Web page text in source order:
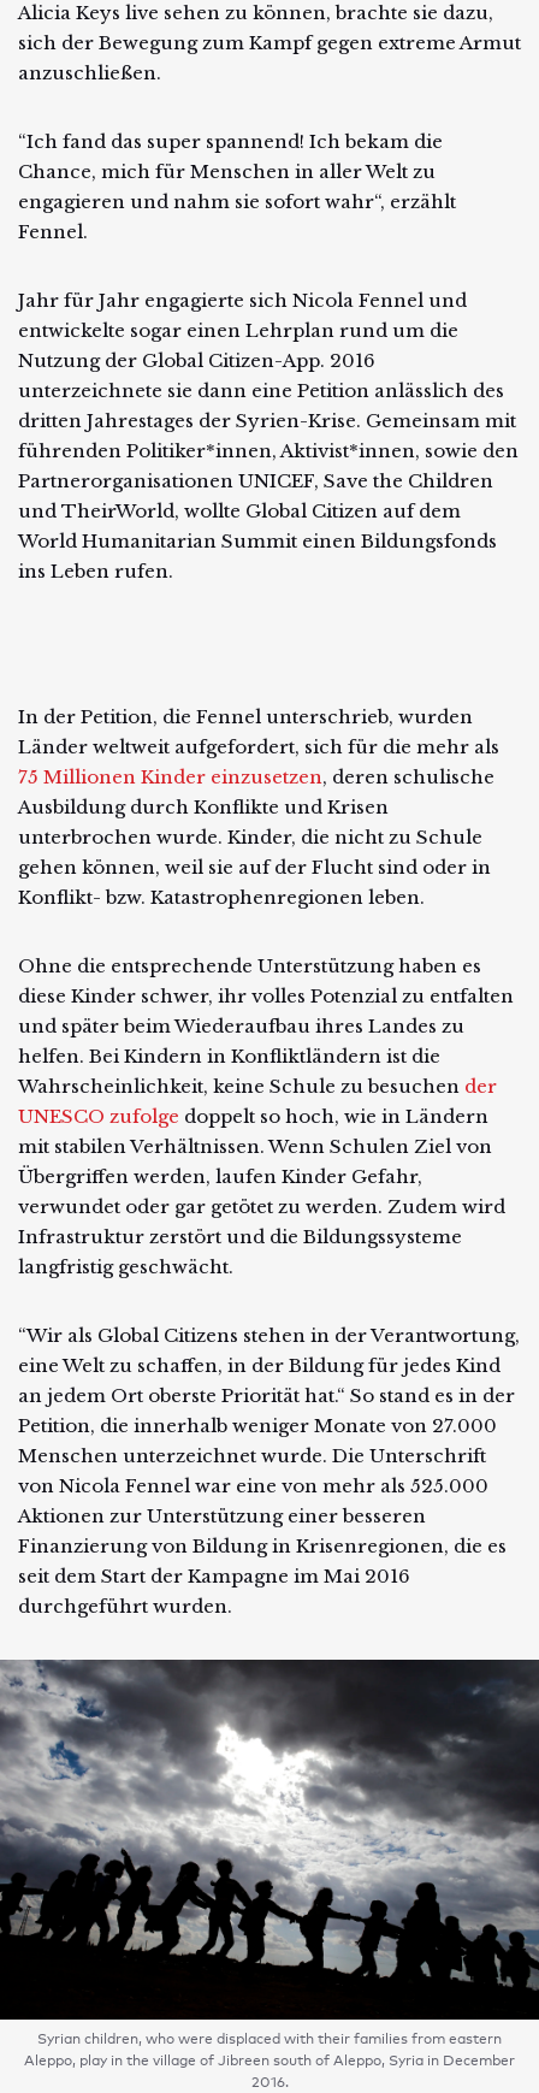
Alicia Keys live sehen zu können, brachte sie dazu,
sich der Bewegung zum Kampf gegen extreme Armut
anzuschließen.
“Ich fand das super spannend! Ich bekam die
Chance, mich für Menschen in aller Welt zu
engagieren und nahm sie sofort wahr“, erzählt
Fennel.
Jahr für Jahr engagierte sich Nicola Fennel und
entwickelte sogar einen Lehrplan rund um die
Nutzung der Global Citizen-App. 2016
unterzeichnete sie dann eine Petition anlässlich des
dritten Jahrestages der Syrien-Krise. Gemeinsam mit
führenden Politiker*innen, Aktivist*innen, sowie den
Partnerorganisationen UNICEF, Save the Children
und TheirWorld, wollte Global Citizen auf dem
World Humanitarian Summit einen Bildungsfonds
ins Leben rufen.
In der Petition, die Fennel unterschrieb, wurden
Länder weltweit aufgefordert, sich für die mehr als
75 Millionen Kinder einzusetzen, deren schulische
Ausbildung durch Konflikte und Krisen
unterbrochen wurde. Kinder, die nicht zu Schule
gehen können, weil sie auf der Flucht sind oder in
Konflikt- bzw. Katastrophenregionen leben.
Ohne die entsprechende Unterstützung haben es
diese Kinder schwer, ihr volles Potenzial zu entfalten
und später beim Wiederaufbau ihres Landes zu
helfen. Bei Kindern in Konfliktländern ist die
Wahrscheinlichkeit, keine Schule zu besuchen der
UNESCO zufolge doppelt so hoch, wie in Ländern
mit stabilen Verhältnissen. Wenn Schulen Ziel von
Übergriffen werden, laufen Kinder Gefahr,
verwundet oder gar getötet zu werden. Zudem wird
Infrastruktur zerstört und die Bildungssysteme
langfristig geschwächt.
“Wir als Global Citizens stehen in der Verantwortung,
eine Welt zu schaffen, in der Bildung für jedes Kind
an jedem Ort oberste Priorität hat.“ So stand es in der
Petition, die innerhalb weniger Monate von 27.000
Menschen unterzeichnet wurde. Die Unterschrift
von Nicola Fennel war eine von mehr als 525.000
Aktionen zur Unterstützung einer besseren
Finanzierung von Bildung in Krisenregionen, die es
seit dem Start der Kampagne im Mai 2016
durchgeführt wurden.
Syrian children, who were displaced with their families from eastern
Aleppo, play in the village of Jibreen south of Aleppo, Syria in December
2016.